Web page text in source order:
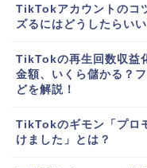
TikTokアカウントのコ
ズるにはどうしたらいい
TikTokの再生回数収益
金額、いくら儲かる？
どを解説！
TikTokのギモン「プロ
けました」とは？